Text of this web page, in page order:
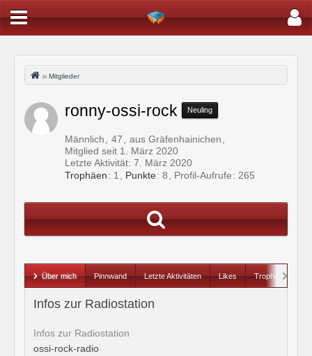
Mitglieder
ronny-ossi-rock Neuling
Männlich 47
aus Gräfenhainichen
Mitglied seit 1. März 2020
Letzte Aktivität: 7. März 2020
Trophäen
1 Punkte 8 Profil-Aufrufe 265
Über mich Pinnwand Letzte Aktivitäten Likes Trophäen
Infos zur Radiostation
Infos zur Radiostation
ossi-rock-radio